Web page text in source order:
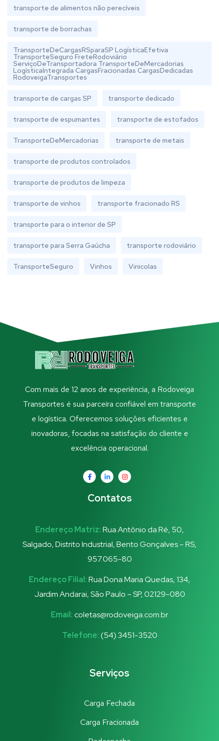
transporte de alimentos não perecíveis
transporte de borrachas
TransporteDeCargasRSparaSP LogísticaEfetiva
TransporteSeguro FreteRodoviário
ServiçoDeTransportadora TransporteDeMercadorias
LogísticaIntegrada CargasFracionadas CargasDedicadas
RodoveigaTransportes
transporte de cargas SP transporte dedicado
transporte de espumantes transporte de estofados
TransporteDeMercadorias transporte de metais
transporte de produtos controlados
transporte de produtos de limpeza
transporte de vinhos transporte fracionado RS
transporte para o interior de SP
transporte para Serra Gaúcha transporte rodoviário
TransporteSeguro Vinhos Vinicolas
Com mais de 12 anos de experiência, a Rodoveiga
Transportes é sua parceira confiável em transporte
e logística. Oferecemos soluções eficientes e
inovadoras, focadas na satisfação do cliente e
excelência operacional.
Contatos
Endereço Matriz:Rua Antônio da Ré, 50,
Salgado, Distrito Industrial, Bento Gonçalves – RS,
957.065-80
Endereço Filial:Rua Dona Maria Quedas, 134,
Jardim Andarai, São Paulo – SP, 02129-080
Email:coletas@rodoveiga.com.br
Telefone:(54) 3451-3520
Serviços
Carga Fechada
Carga Fracionada